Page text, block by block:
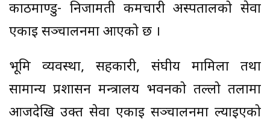
काठमाण्डु- निजामती कर्मचारी अस्पतालको सेवा
एकाइ सञ्चालनमा आएको छ ।
भूमि व्यवस्था, सहकारी, संघीय मामिला तथा
सामान्य प्रशासन मन्त्रालय भवनको तल्लो तलामा
आजदेखि उक्त सेवा एकाइ सञ्चालनमा ल्याइएको